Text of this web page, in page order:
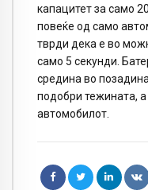
капацитет за само
повеќе од само
тврди дека е во
само 5 секунди.
средина во
подобри тежината,
автомобилот.